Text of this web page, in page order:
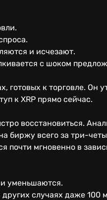
и исчезают.
с шоком
готовых к торговле. Он
к XRP прямо сейчас.
восстановиться.
биржу всего за три-
почти мгновенно в
уменьшаются.
случаях даже 100